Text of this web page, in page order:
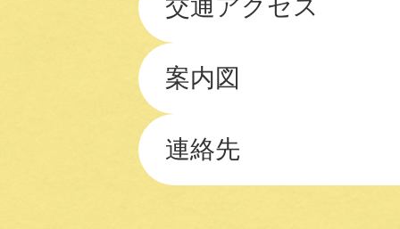
交通アクセス
案内図
連絡先